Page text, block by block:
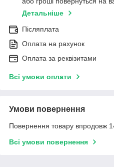
Детальніше
Післяплата
Оплата на рахунок
Оплата за реквізитами
Всі умови оплати
Умови повернення
Повернення товару впродовж
Всі умови повернення